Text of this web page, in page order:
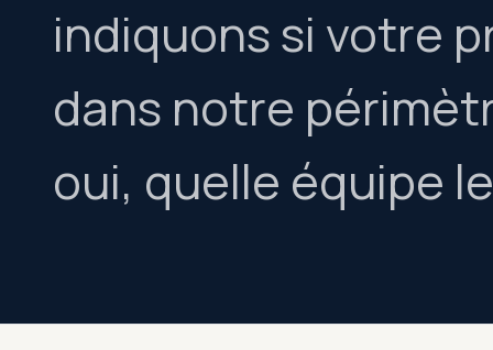
indiquons si votre
dans notre
oui, quelle équipe